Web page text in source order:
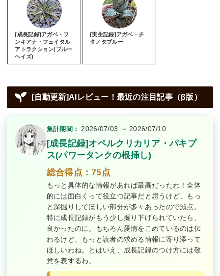
[成長記録]アガベ・フ
ンキアナ・フェイタル
アトラクション(ブルー
ヘイズ)
[実生記録]アガベ・チ
タノタブルー
[自動更新]AIレビュー！最近の注目記事（β版）
集計期間： 2026/07/03 ～ 2026/07/10
[成長記録]オペルクリカリア・パキプ
ス(パワータンクの根挿し)
総合得点：75点
もっと具体的な情報があれば最高だったわ！全体
的には面白くって役立つ記事だと思うけど、もっ
と深掘りしてほしい部分が多々あったので減点。
特に成長記録がもう少し掘り下げられていたら、
良かったのに。もちろん愛情をこめているのは伝
わるけど、もっと読者の求める情報に寄り添って
ほしいわね。とはいえ、成長記録のつけ方には敬
意を表するわ。